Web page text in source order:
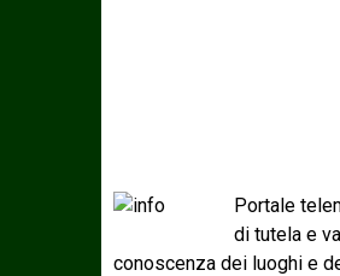
Portale
di tutela e
conoscenza dei luoghi e